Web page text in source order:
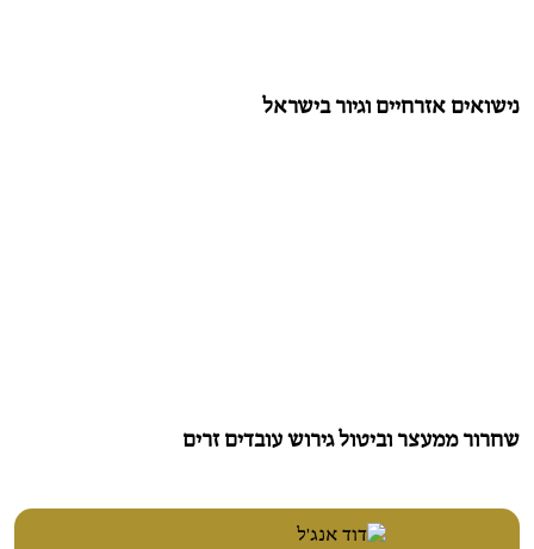
נישואים אזרחיים וגיור בישראל
שחרור ממעצר וביטול גירוש עובדים זרים